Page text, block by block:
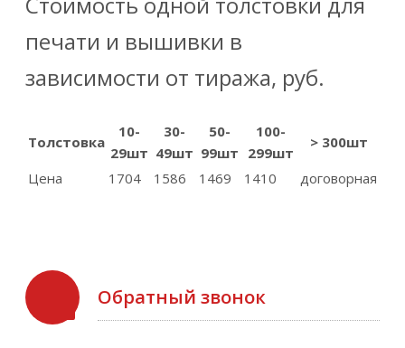
печати и вышивки в
зависимости от тиража, руб.
Толстовка
10-
29шт
30-
49шт
50-
99шт
100-
299шт
> 300шт
Цена
1704 1586 1469 1410 договорная
Обратный звонок